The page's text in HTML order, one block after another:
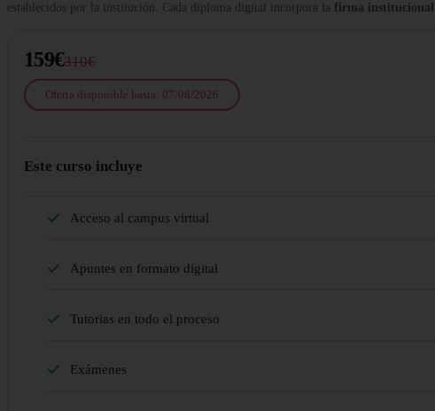
establecidos por la institución. Cada diploma digital incorpora la firma institucional
159€310€
Oferta disponible hasta: 07/08/2026
Este curso incluye
Acceso al campus virtual
Apuntes en formato digital
Tutorias en todo el proceso
Exámenes